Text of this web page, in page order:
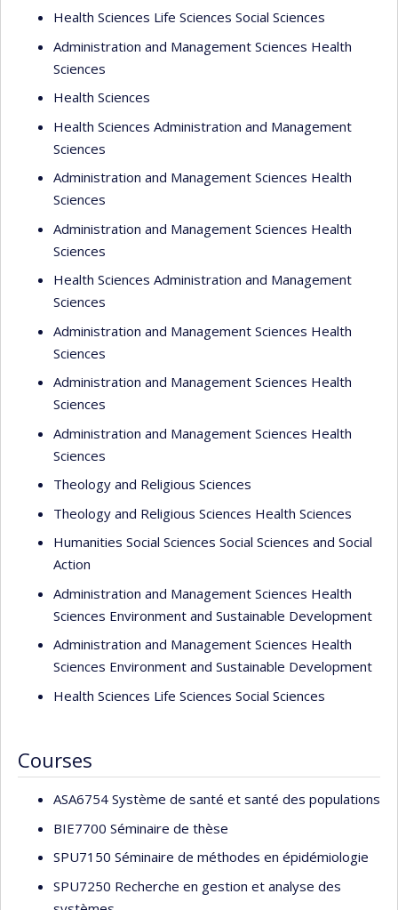
Health Sciences Life Sciences Social Sciences
Administration and Management Sciences Health
Sciences
Health Sciences
Health Sciences Administration and Management
Sciences
Administration and Management Sciences Health
Sciences
Administration and Management Sciences Health
Sciences
Health Sciences Administration and Management
Sciences
Administration and Management Sciences Health
Sciences
Administration and Management Sciences Health
Sciences
Administration and Management Sciences Health
Sciences
Theology and Religious Sciences
Theology and Religious Sciences Health Sciences
Humanities Social Sciences Social Sciences and Social
Action
Administration and Management Sciences Health
Sciences Environment and Sustainable Development
Administration and Management Sciences Health
Sciences Environment and Sustainable Development
Health Sciences Life Sciences Social Sciences
Courses
ASA6754 Système de santé et santé des populations
BIE7700 Séminaire de thèse
SPU7150 Séminaire de méthodes en épidémiologie
SPU7250 Recherche en gestion et analyse des